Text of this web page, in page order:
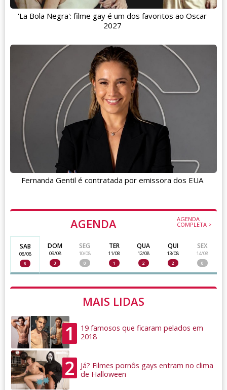
AGENDA AGENDA
COMPLETA >
SAB
08/08
6
DOM
09/08
3
SEG
10/08
0
TER
11/08
1
QUA
12/08
2
QUI
13/08
2
SEX
14/08
0
MAIS LIDAS
1
19 famosos que ficaram pelados em
2018
2
Já? Filmes pornôs gays entram no clima
de Halloween
'La Bola Negra': filme gay é um dos favoritos ao Oscar
2027
Fernanda Gentil é contratada por emissora dos EUA